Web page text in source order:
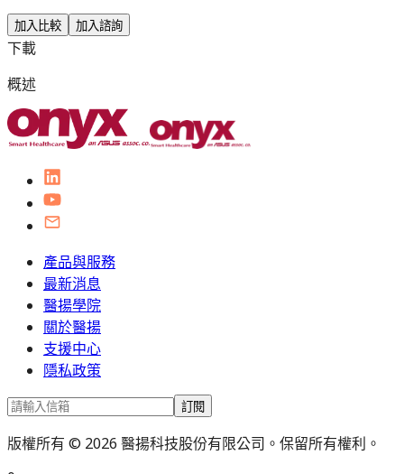
加入比較 加入諮詢
下載
概述
產品與服務
最新消息
醫揚學院
關於醫揚
支援中心
隱私政策
訂閱
版權所有 © 2026 醫揚科技股份有限公司。保留所有權利。